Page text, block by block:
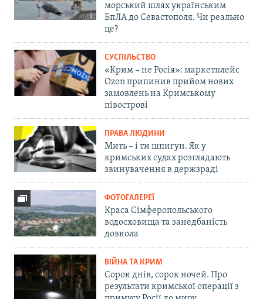
морський шлях українським
БпЛА до Севастополя. Чи реально
це?
СУСПІЛЬСТВО
«Крим – не Росія»: маркетплейс
Ozon припинив прийом нових
замовлень на Кримському
півострові
ПРАВА ЛЮДИНИ
Мить – і ти шпигун. Як у
кримських судах розглядають
звинувачення в держзраді
ФОТОГАЛЕРЕЇ
Краса Сімферопольського
водосховища та занедбаність
довкола
ВІЙНА ТА КРИМ
Сорок днів, сорок ночей. Про
результати кримської операції з